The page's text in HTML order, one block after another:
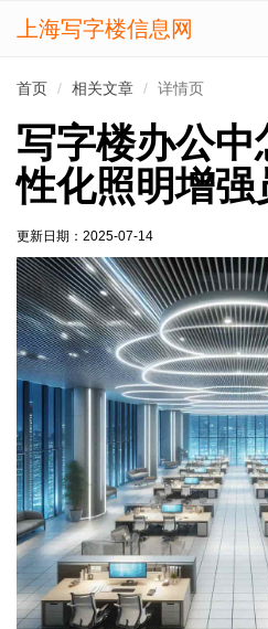
上海写字楼信息网
首页 相关文章 详情页
写字楼办公
性化照明增强
更新日期： 2025-07-14